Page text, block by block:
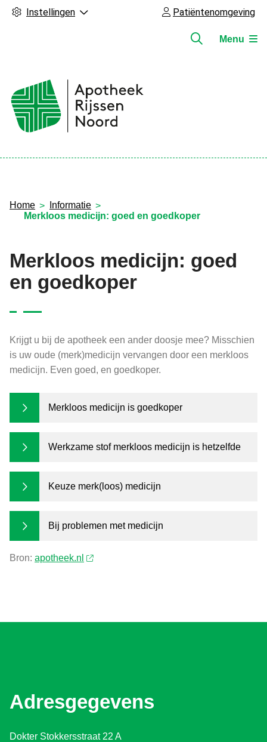
Instellingen Patiëntenomgeving
Menu
Home
Informatie
Merkloos medicijn: goed en goedkoper
Merkloos medicijn: goed
en goedkoper
Krijgt u bij de apotheek een ander doosje mee? Misschien
is uw oude (merk)medicijn vervangen door een merkloos
medicijn. Even goed, en goedkoper.
Merkloos medicijn is goedkoper
Werkzame stof merkloos medicijn is hetzelfde
Keuze merk(loos) medicijn
Bij problemen met medicijn
Bron: apotheek.nl
Adresgegevens
Dokter Stokkersstraat 22 A